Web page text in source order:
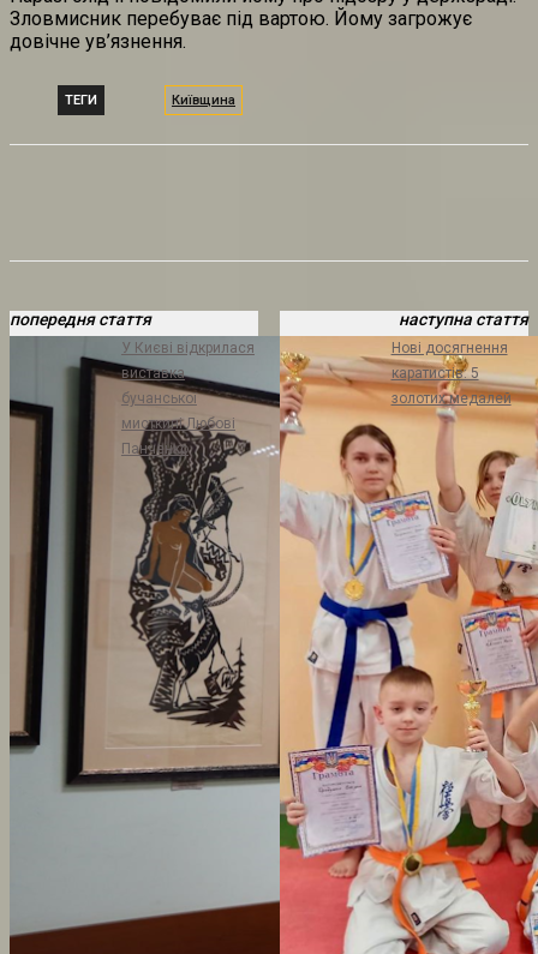
Зловмисник перебуває під вартою. Йому загрожує
довічне ув’язнення.
ТЕГИ Київщина
попередня стаття
У Києві відкрилася
виставка
бучанської
мисткині Любові
Панченко
наступна стаття
Нові досягнення
каратистів: 5
золотих медалей